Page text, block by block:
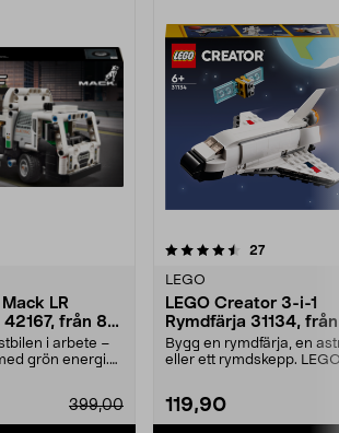
LR
från 8
i arbete –
grön energi.
399,00
27recensioner
LEGO
LEGO Creator 3-i-1
Rymdfärja 31134,
Bygg en rymdfärja, en
eller ett rymdskepp.
119,90
0.0 av 5 stjärnor